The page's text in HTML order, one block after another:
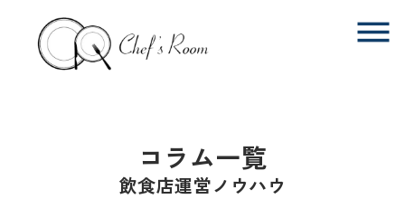
コラム一覧
飲食店運営ノウハウ